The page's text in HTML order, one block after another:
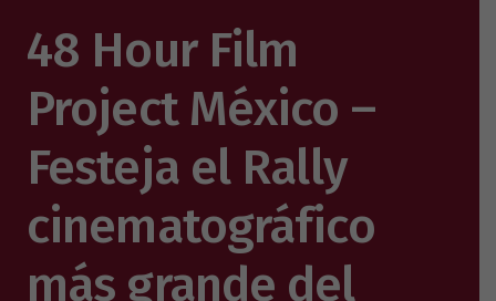
48 Hour Film
Project México –
Festeja el Rally
cinematográfico
más grande del